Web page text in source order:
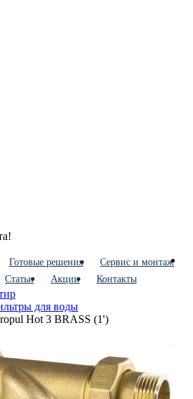
Готовые решения
Сервис и монтаж
Статьи Акции Контакты
для воды
Hot 3 BRASS (1')